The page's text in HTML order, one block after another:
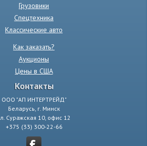
Грузовики
Спецтехника
Классические авто
Как заказать?
Аукционы
Цены в США
Контакты
ООО "АП ИНТЕРТРЕЙД"
Беларусь, г. Минск
Суражская 10, офис 12
+375 (33) 300-22-66